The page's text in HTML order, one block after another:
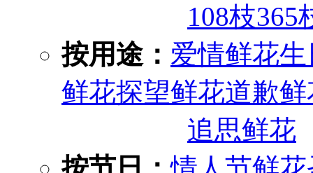
108枝365
按用途： 爱情鲜花生
鲜花探望鲜花道歉鲜
追思鲜花